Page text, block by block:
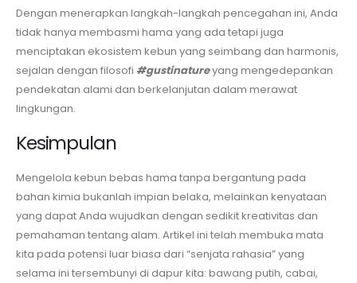
Dengan menerapkan langkah-langkah pencegahan ini, Anda
tidak hanya membasmi hama yang ada tetapi juga
menciptakan ekosistem kebun yang seimbang dan harmonis,
sejalan dengan filosofi #gustinatureyang mengedepankan
pendekatan alami dan berkelanjutan dalam merawat
lingkungan.
Kesimpulan
Mengelola kebun bebas hama tanpa bergantung pada
bahan kimia bukanlah impian belaka, melainkan kenyataan
yang dapat Anda wujudkan dengan sedikit kreativitas dan
pemahaman tentang alam. Artikel ini telah membuka mata
kita pada potensi luar biasa dari “senjata rahasia” yang
selama ini tersembunyi di dapur kita: bawang putih, cabai,